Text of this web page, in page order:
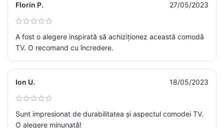
Florin P. 27/05/2023
A fost o alegere inspirată să achiziționez această comodă
TV. O recomand cu încredere.
Ion U. 18/05/2023
Sunt impresionat de durabilitatea și aspectul comodei TV.
O alegere minunată!